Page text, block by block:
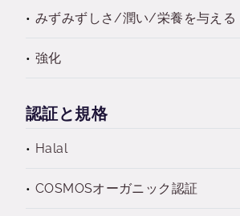
みずみずしさ/潤い/栄養を与える
強化
認証と規格
Halal
COSMOSオーガニック認証